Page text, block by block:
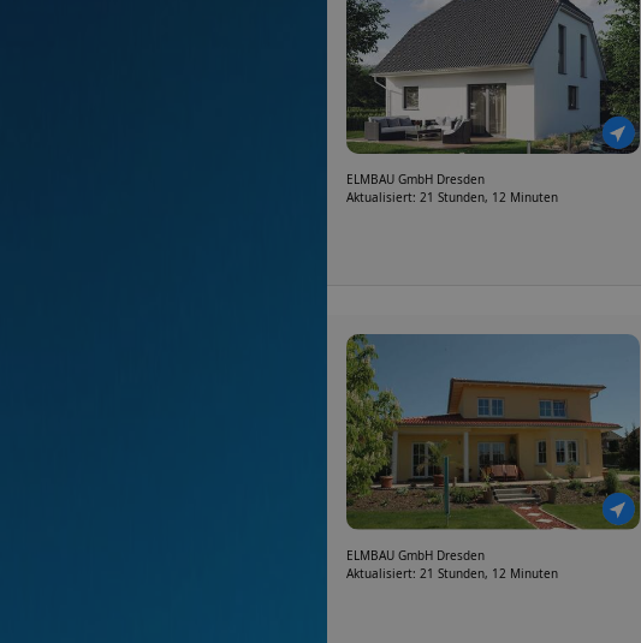
ELMBAU GmbH Dresden
Aktualisiert: 21 Stunden, 12 Minuten
ELMBAU GmbH Dresden
Aktualisiert: 21 Stunden, 12 Minuten